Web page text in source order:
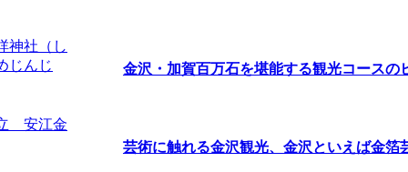
金沢・加賀百万石を堪能する観光コースの
芸術に触れる金沢観光、金沢といえば金箔